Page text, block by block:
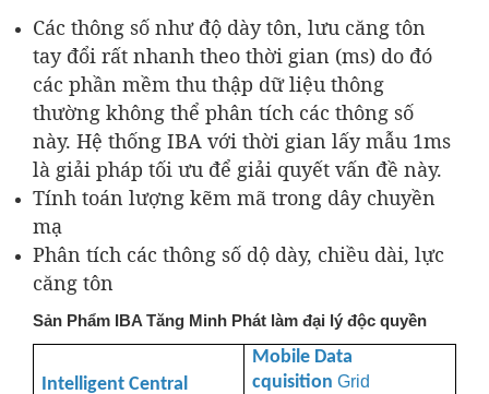
Các thông số như độ dày tôn, lưu căng tôn
tay đổi rất nhanh theo thời gian (ms) do đó
các phần mềm thu thập dữ liệu thông
thường không thể phân tích các thông số
này. Hệ thống IBA với thời gian lấy mẫu 1ms
là giải pháp tối ưu để giải quyết vấn đề này.
Tính toán lượng kẽm mã trong dây chuyền
mạ
Phân tích các thông số dộ dày, chiều dài, lực
căng tôn
Sản Phẩm IBA Tăng Minh Phát làm đại lý độc quyền
Intelligent Central
Mobile Data
cquisitionGrid